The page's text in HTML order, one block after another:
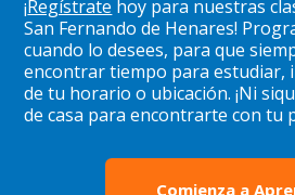
¡Regístrate hoy para nuestras
San Fernando de Henares!
cuando lo desees, para que
encontrar tiempo para estudiar,
de tu horario o ubicación. ¡Ni
de casa para encontrarte con tu
Comienza a